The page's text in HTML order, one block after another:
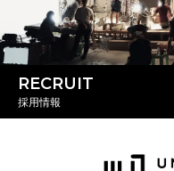
RECRUIT
採用情報